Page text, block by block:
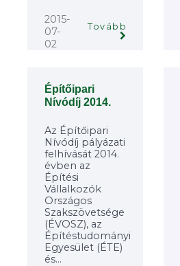
2015-
07-
02
Tovább
Építőipari
Nívódíj 2014.
Az Építőipari
Nívódíj pályázati
felhívását 2014.
évben az
Építési
Vállalkozók
Országos
Szakszövetsége
(ÉVOSZ), az
Építéstudományi
Egyesület (ÉTE)
és...